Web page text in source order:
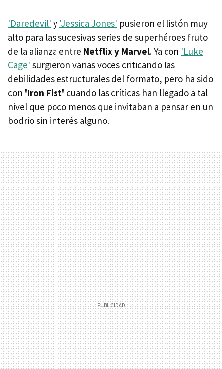
'Daredevil' y 'Jessica Jones' pusieron el listón muy
alto para las sucesivas series de superhéroes fruto
de la alianza entre Netflix y Marvel. Ya con 'Luke
Cage' surgieron varias voces criticando las
debilidades estructurales del formato, pero ha sido
con 'Iron Fist' cuando las críticas han llegado a tal
nivel que poco menos que invitaban a pensar en un
bodrio sin interés alguno.